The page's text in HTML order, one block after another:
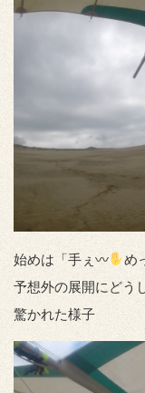
始めは「手ぇ〰
め
予想外の展開にどう
驚かれた様子